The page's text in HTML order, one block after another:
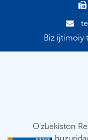
Biz ijtimoiy
O'zbekiston